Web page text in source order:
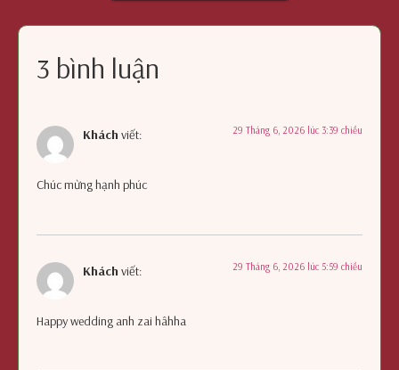
3 bình luận
Khách viết: 29 Tháng 6, 2026 lúc 3:39 chiều
Chúc mừng hạnh phúc
Khách viết: 29 Tháng 6, 2026 lúc 5:59 chiều
Happy wedding anh zai hâhha